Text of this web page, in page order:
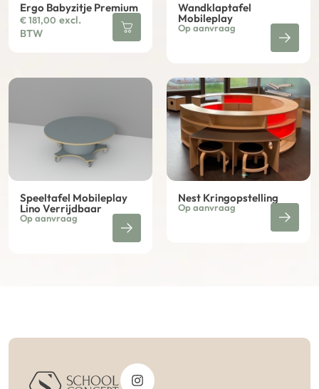
Ergo Babyzitje Premium
€181,00 excl.
BTW
Wandklaptafel
Mobileplay
Op aanvraag
Speeltafel Mobileplay
Lino Verrijdbaar
Op aanvraag
Nest Kringopstelling
Op aanvraag